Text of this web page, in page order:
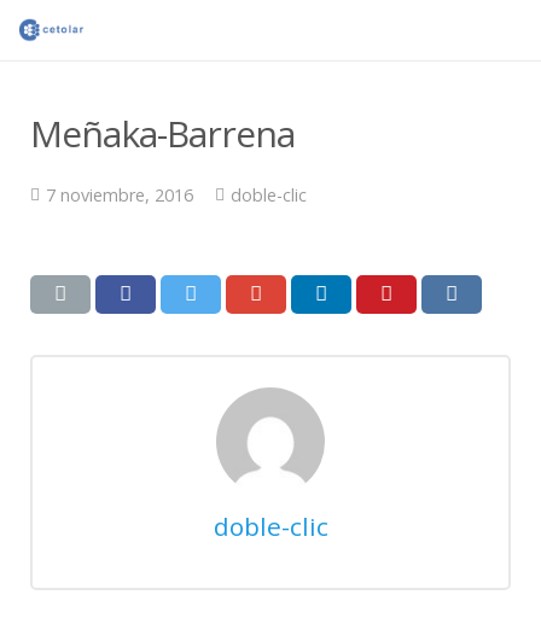
Meñaka-Barrena
7 noviembre, 2016 doble-clic
doble-clic